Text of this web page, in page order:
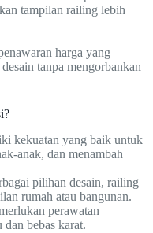
tampilan railing lebih
harga yang
tanpa mengorbankan
kekuatan yang baik untuk
anak, dan menambah
pilihan desain, railing
rumah atau bangunan.
perawatan
dan bebas karat.